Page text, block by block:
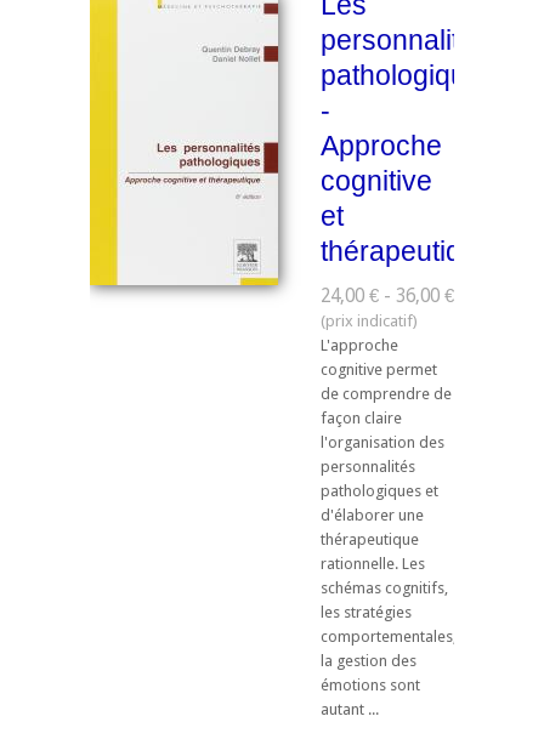
personnalités
pathologiques
-
Approche
cognitive
et
thérapeutique
24,00 € - 36,00 €
L'approche
cognitive permet
de comprendre de
façon claire
l'organisation des
personnalités
pathologiques et
d'élaborer une
thérapeutique
rationnelle. Les
schémas cognitifs,
les stratégies
comportementales,
la gestion des
émotions sont
autant ...